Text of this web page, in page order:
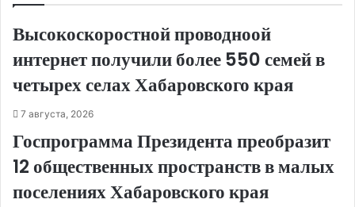
Высокоскоростной проводноой
интернет получили более 550 семей в
четырех селах Хабаровского края
7 августа, 2026
Госпрограмма Президента преобразит
12 общественных пространств в малых
поселениях Хабаровского края